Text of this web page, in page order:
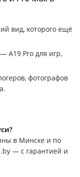
вид, которого ещё
A19 Pro для игр,
фотографов
в Минске и по
— с гарантией и